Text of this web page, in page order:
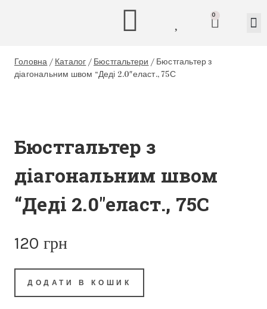
0
Головна / Каталог / Бюстгальтери / Бюстгальтер з
діагональним швом “Деді 2.0″еласт., 75С
Бюстгальтер з
діагональним швом
“Деді 2.0″еласт., 75С
120 грн
ДОДАТИ В КОШИК